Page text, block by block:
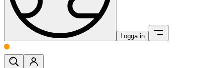
Logga in